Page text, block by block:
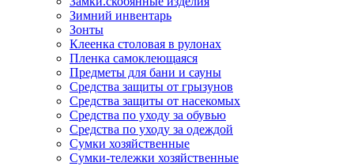
Зимний инвентарь
Зонты
Клеенка столовая в рулонах
Пленка самоклеющаяся
Предметы для бани и сауны
Средства защиты от грызунов
Средства защиты от насекомых
Средства по уходу за обувью
Средства по уходу за одеждой
Сумки хозяйственные
Сумки-тележки хозяйственные